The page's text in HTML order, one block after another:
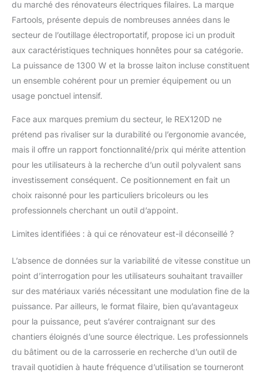
du marché des rénovateurs électriques filaires. La marque
Fartools, présente depuis de nombreuses années dans le
secteur de l’outillage électroportatif, propose ici un produit
aux caractéristiques techniques honnêtes pour sa catégorie.
La puissance de 1300 W et la brosse laiton incluse constituent
un ensemble cohérent pour un premier équipement ou un
usage ponctuel intensif.
Face aux marques premium du secteur, le REX120D ne
prétend pas rivaliser sur la durabilité ou l’ergonomie avancée,
mais il offre un rapport fonctionnalité/prix qui mérite attention
pour les utilisateurs à la recherche d’un outil polyvalent sans
investissement conséquent. Ce positionnement en fait un
choix raisonné pour les particuliers bricoleurs ou les
professionnels cherchant un outil d’appoint.
Limites identifiées : à qui ce rénovateur est-il déconseillé ?
L’absence de données sur la variabilité de vitesse constitue un
point d’interrogation pour les utilisateurs souhaitant travailler
sur des matériaux variés nécessitant une modulation fine de la
puissance. Par ailleurs, le format filaire, bien qu’avantageux
pour la puissance, peut s’avérer contraignant sur des
chantiers éloignés d’une source électrique. Les professionnels
du bâtiment ou de la carrosserie en recherche d’un outil de
travail quotidien à haute fréquence d’utilisation se tourneront